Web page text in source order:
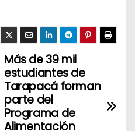
Más de 39 mil
estudiantes de
Tarapacá forman
parte del
Programa de
Alimentación